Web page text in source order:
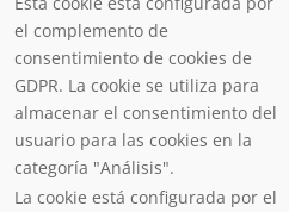
el complemento de
consentimiento de cookies de
GDPR. La cookie se utiliza para
almacenar el consentimiento del
usuario para las cookies en la
categoría "Análisis".
La cookie está configurada por el